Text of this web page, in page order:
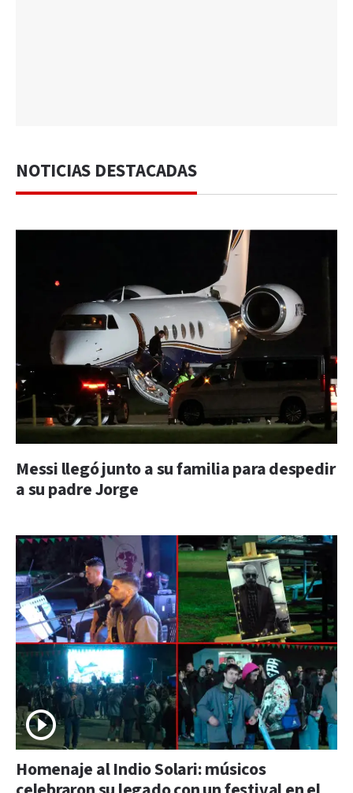
NOTICIAS DESTACADAS
Messi llegó junto a su familia para despedir
a su padre Jorge
Homenaje al Indio Solari: músicos